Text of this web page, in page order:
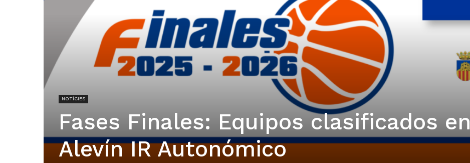
NOTÍCIES
Fases Finales: Equipos clasificados en
Alevín IR Autonómico